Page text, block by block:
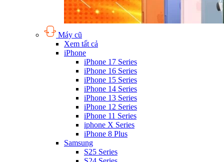
Máy cũ
Xem tất cả
iPhone
iPhone 17 Series
iPhone 16 Series
iPhone 15 Series
iPhone 14 Series
iPhone 13 Series
iPhone 12 Series
iPhone 11 Series
iphone X Series
iPhone 8 Plus
Samsung
S25 Series